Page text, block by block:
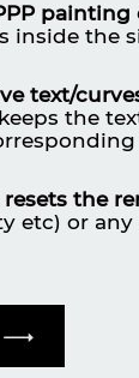
painting
inside the
text/
the
the
etc) or